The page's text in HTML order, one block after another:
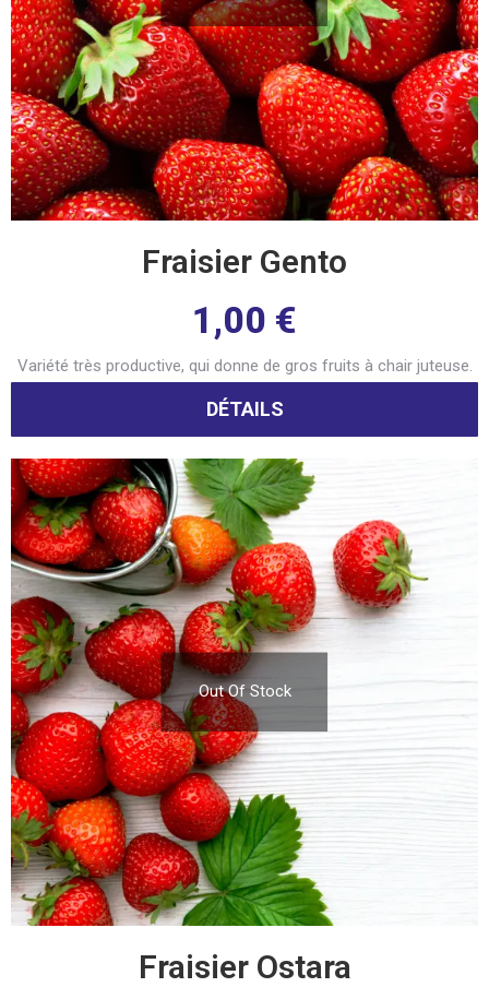
Fraisier Gento
1,00 €
Variété très productive, qui donne de gros fruits à chair juteuse.
DÉTAILS
Out Of Stock
Fraisier Ostara